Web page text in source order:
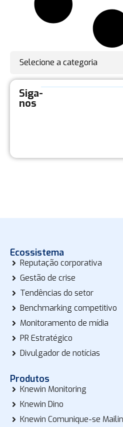
Selecione a categoria
Siga-
nos
Ecossistema
Reputação corporativa
Gestão de crise
Tendências do setor
Benchmarking competitivo
Monitoramento de mídia
PR Estratégico
Divulgador de notícias
Produtos
Knewin Monitoring
Knewin Dino
Knewin Comunique-se